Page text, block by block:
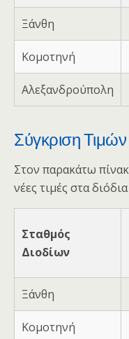
Ξάνθη
Κομοτηνή
Αλεξανδρούπολη
Σύγκριση
Στον παρακάτω
νέες τιμές στα
Σταθμός
Διοδίων
Ξάνθη
Κομοτηνή